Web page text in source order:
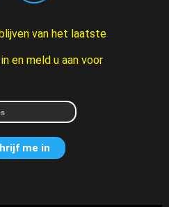
van het laatste
en meld u aan voor